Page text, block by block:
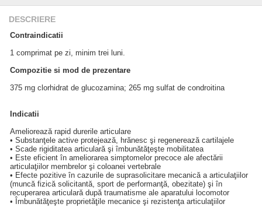
DESCRIERE
Contraindicatii
1 comprimat pe zi, minim trei luni.
Compozitie si mod de prezentare
375 mg clorhidrat de glucozamina; 265 mg sulfat de condroitina
Indicatii
Ameliorează rapid durerile articulare
• Substanţele active protejează, hrănesc şi regenerează cartilajele
• Scade rigiditatea articulară şi îmbunătăţeşte mobilitatea
• Este eficient în ameliorarea simptomelor precoce ale afectării
articulaţiilor membrelor şi coloanei vertebrale
• Efecte pozitive în cazurile de suprasolicitare mecanică a articulaţiilor
(muncă fizică solicitantă, sport de performanţă, obezitate) şi în
recuperarea articulară după traumatisme ale aparatului locomotor
• Îmbunătăţeşte proprietăţile mecanice şi rezistenţa articulaţiilor